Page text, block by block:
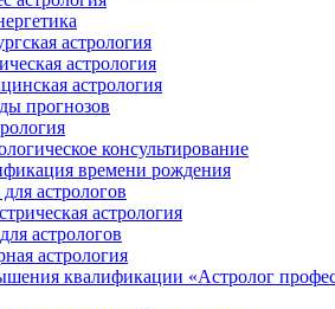
астрология
астрология
астрология
прогнозов
консультирование
времени рождения
астрологов
астрология
астрологов
астрология
квалификации «Астролог